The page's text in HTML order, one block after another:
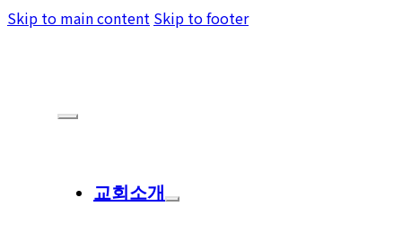
Skip to main content Skip to footer
교회소개